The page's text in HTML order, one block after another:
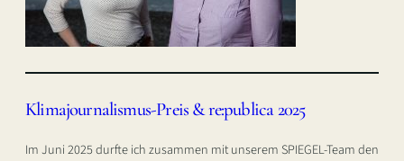
Klimajournalismus-Preis & re:publica 2025
Im Juni 2025 durfte ich zusammen mit unserem SPIEGEL-Team den